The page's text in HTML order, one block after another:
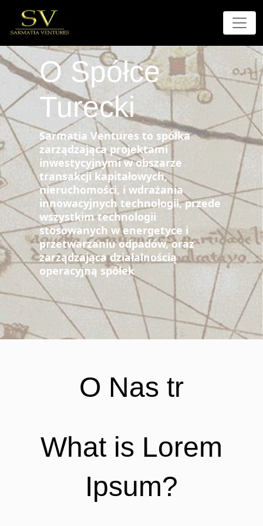
O Spółce
Turecki
Sarmatia Ventures to spółka
zarządzająca projektami
inwestycyjnymi w obszarze
transakcji kapitałowych,
nieruchomości, i wdrażania
innowacyjnych technologii, przede
wszystkim technologii
stosowanych w energetyce i
przetwarzaniu odpadów, oraz
zarządzająca działalnością
operacyjną spółek
O Nas tr
What is Lorem
Ipsum?